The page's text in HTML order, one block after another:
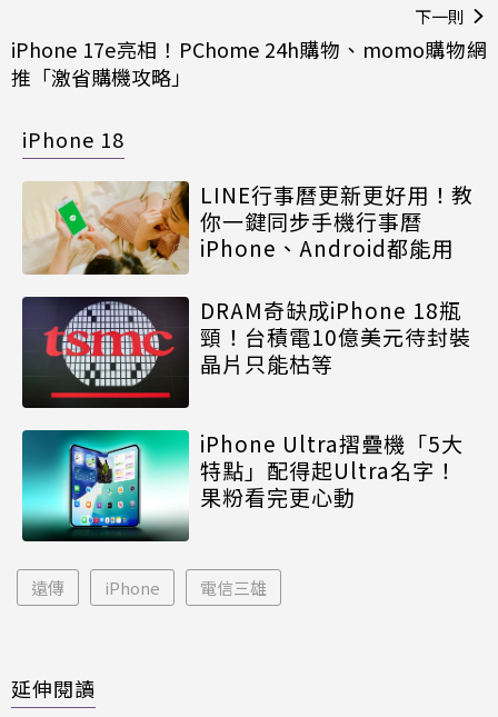
下一則
iPhone 17e亮相！PChome 24h購物、momo購物網
推「激省購機攻略」
iPhone 18
LINE行事曆更新更好用！教
你一鍵同步手機行事曆
iPhone、Android都能用
DRAM奇缺成iPhone 18瓶
頸！台積電10億美元待封裝
晶片只能枯等
iPhone Ultra摺疊機「5大
特點」配得起Ultra名字！
果粉看完更心動
遠傳 iPhone 電信三雄
延伸閱讀